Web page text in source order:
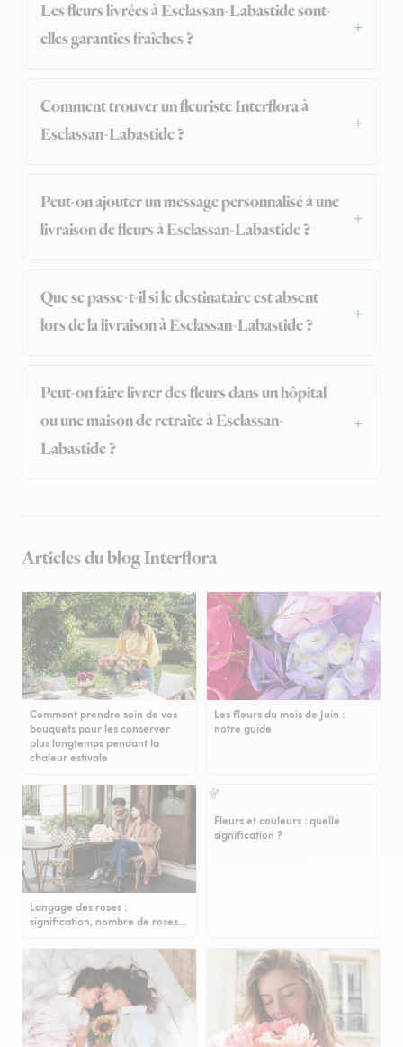
Les fleurs livrées à Esclassan-Labastide sont-
elles garanties fraîches ?
Comment trouver un fleuriste Interflora à
Esclassan-Labastide ?
Peut-on ajouter un message personnalisé à une
livraison de fleurs à Esclassan-Labastide ?
Que se passe-t-il si le destinataire est absent
lors de la livraison à Esclassan-Labastide ?
Peut-on faire livrer des fleurs dans un hôpital
ou une maison de retraite à Esclassan-
Labastide ?
Articles du blog Interflora
Comment prendre soin de vos
bouquets pour les conserver
plus longtemps pendant la
chaleur estivale
Les fleurs du mois de Juin :
notre guide
Langage des roses :
signification, nombre de roses…
Fleurs et couleurs : quelle
signification ?